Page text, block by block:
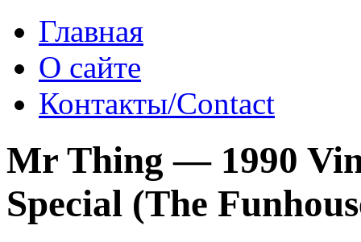
Главная
О сайте
Контакты/Contact
Mr Thing — 1990
Special (The